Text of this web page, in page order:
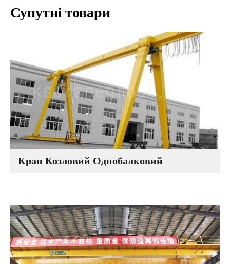
Супутні товари
Кран Козловий Однобалковий